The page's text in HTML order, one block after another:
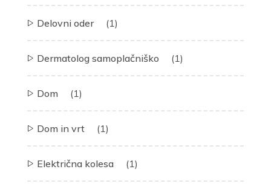
Delovni oder (1)
Dermatolog samoplačniško (1)
Dom (1)
Dom in vrt (1)
Električna kolesa (1)